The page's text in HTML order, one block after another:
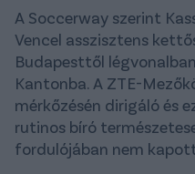
A Soccerway szerint
Vencel asszisztens
Budapesttől
Kantonba. A ZTE-
mérkőzésén dirigáló és
rutinos bíró
fordulójában nem